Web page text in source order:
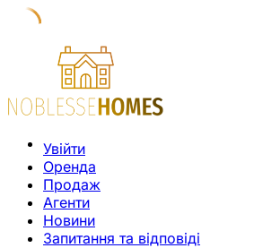
Увійти
Оренда
Продаж
Агенти
Новини
Запитання та відповіді